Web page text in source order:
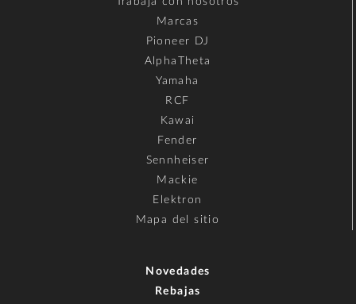
Marcas
Pioneer DJ
AlphaTheta
Yamaha
RCF
Kawai
Fender
Sennheiser
Mackie
Elektron
Mapa del sitio
Novedades
Rebajas